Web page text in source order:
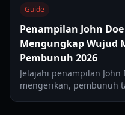
Guide
Penampilan John
Mengungkap Wujud
Pembunuh 2026
Jelajahi penampilan John
mengerikan, pembunuh